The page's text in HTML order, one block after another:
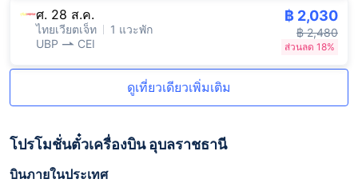
ศ. 28 ส.ค.
ไทยเวียตเจ็ท
1 แวะพัก
UBP
CEI
฿ 2,030
฿ 2,480
ส่วนลด 18%
ดูเที่ยวเดียวเพิ่มเติม
โปรโมชั่นตั๋วเครื่องบิน อุบลราชธานี
บินภายในประเทศ